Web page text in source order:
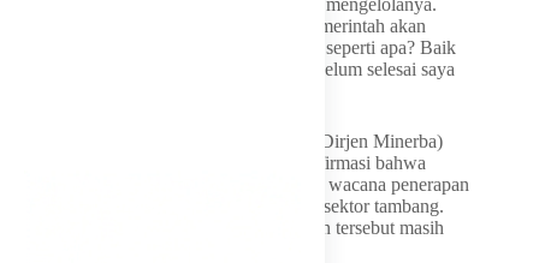
“Pengusaha itu hanya diberikan izin untuk mengelolanya.
Tentang skemanya seperti apa, itu pasti pemerintah akan
melihat mana yang win-win. Win-win-nya seperti apa? Baik
untuk negara, baik untuk swasta. Dan itu belum selesai saya
Direktur Jenderal Mineral dan Batu Bara (Dirjen Minerba)
Kementerian ESDM Tri Winarno mengonfirmasi bahwa
pemerintah masih melakukan kajian terkait wacana penerapan
sistem gross split maupun cost recovery di sektor tambang.
Hingga saat ini, tahapan penyusunan aturan tersebut masih